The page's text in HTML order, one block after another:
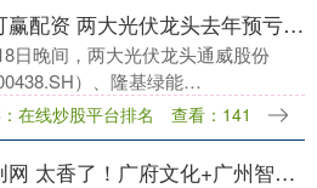
融可赢配资 两大光伏龙头去年预亏超150亿，“亏损王”开盘大跌
日晚间，两大光伏龙头通威股份
）、隆基绿能
）披露2025年年度业绩预
家企业预计2025年全年经营将录得
....
在线炒股平台排名 查看：141
天创网 太香了！广府文化+广州智造：创新探索走新路，文化出海谱新章